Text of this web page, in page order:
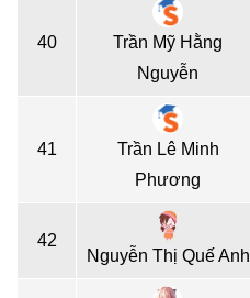
40
Trần Mỹ Hằng
Nguyễn
41
Trần Lê Minh
Phương
42
Nguyễn Thị Quế Anh